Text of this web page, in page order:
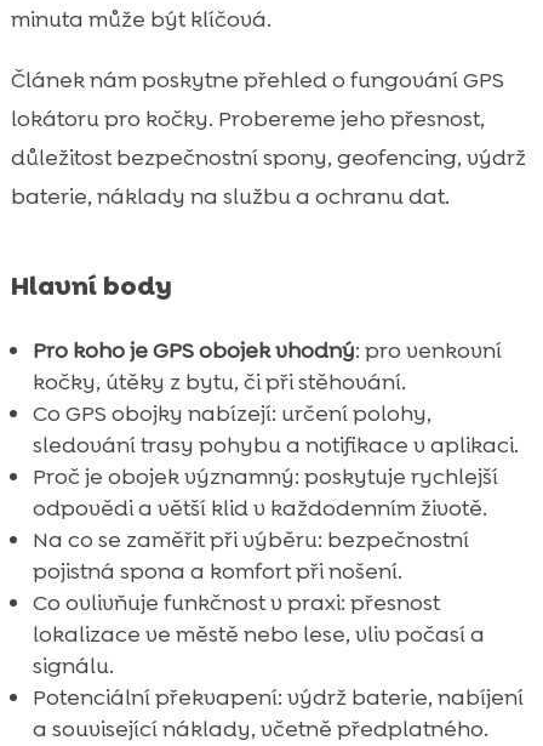
Údržba a hygiena: čištění obojku i senzoru
aplikacích
Produkty pro každodenní pohodu:
CricksyCat, Jasper, Bill a stelivo Purrfect Life
a jak se jim vyhnout
 FAQ
minuta může být klíčová.
Článek nám poskytne přehled o fungování GPS
lokátoru pro kočky. Probereme jeho přesnost,
důležitost bezpečnostní spony, geofencing, výdrž
baterie, náklady na službu a ochranu dat.
Hlavní body
Pro koho je GPS obojek vhodný: pro venkovní
kočky, útěky z bytu, či při stěhování.
Co GPS obojky nabízejí: určení polohy,
sledování trasy pohybu a notifikace v aplikaci.
Proč je obojek významný: poskytuje rychlejší
odpovědi a větší klid v každodenním životě.
Na co se zaměřit při výběru: bezpečnostní
pojistná spona a komfort při nošení.
Co ovlivňuje funkčnost v praxi: přesnost
lokalizace ve městě nebo lese, vliv počasí a
signálu.
Potenciální překvapení: výdrž baterie, nabíjení
a související náklady, včetně předplatného.